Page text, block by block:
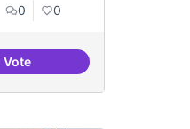
0 0
VoteLa nevada del '62